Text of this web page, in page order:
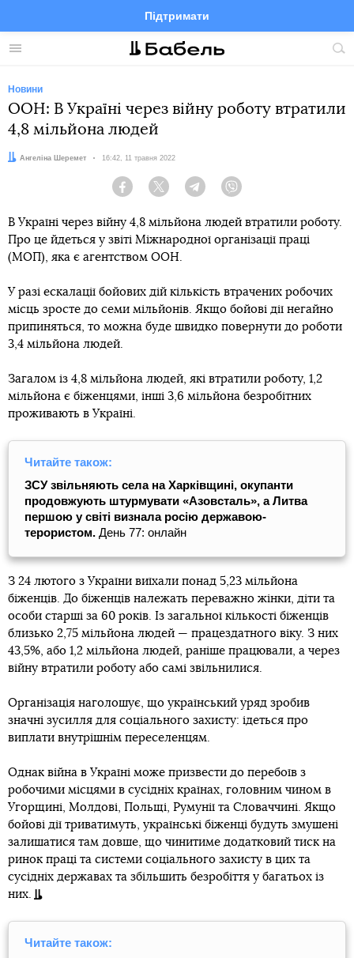
Меню
Підтримати
FacebookTelegramTwitter
Новини
ООН: В Україні через війну роботу втратили
4,8 мільйона людей
Автор:
Ангеліна Шеремет Дата:
16:42, 11 травня 2022
Facebook Twitter Telegram
В Україні через війну 4,8 мільйона людей втратили роботу.
Про це йдеться у звіті Міжнародної організації праці
(МОП), яка є агентством ООН.
У разі ескалації бойових дій кількість втрачених робочих
місць зросте до семи мільйонів. Якщо бойові дії негайно
припиняться, то можна буде швидко повернути до роботи
3,4 мільйона людей.
Загалом із 4,8 мільйона людей, які втратили роботу, 1,2
мільйона є біженцями, інші 3,6 мільйона безробітних
проживають в Україні.
Читайте також:
ЗСУ звільняють села на Харківщині, окупанти
продовжують штурмувати «Азовсталь», а Литва
першою у світі визнала росію державою-
терористом. День 77: онлайн
З 24 лютого з України виїхали понад 5,23 мільйона
біженців. До біженців належать переважно жінки, діти та
особи старші за 60 років. Із загальної кількості біженців
близько 2,75 мільйона людей — працездатного віку. З них
43,5%, або 1,2 мільйона людей, раніше працювали, а через
війну втратили роботу або самі звільнилися.
Організація наголошує, що український уряд зробив
значні зусилля для соціального захисту: ідеться про
виплати внутрішнім переселенцям.
Однак війна в Україні може призвести до перебоїв з
робочими місцями в сусідніх країнах, головним чином в
Угорщині, Молдові, Польщі, Румунії та Словаччині. Якщо
бойові дії триватимуть, українські біженці будуть змушені
залишатися там довше, що чинитиме додатковий тиск на
ринок праці та системи соціального захисту в цих та
сусідніх державах та збільшить безробіття у багатьох із
них.
Читайте також: